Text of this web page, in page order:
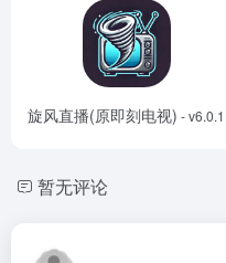
旋风直播(原即刻电视) - v6.0.1
暂无评论